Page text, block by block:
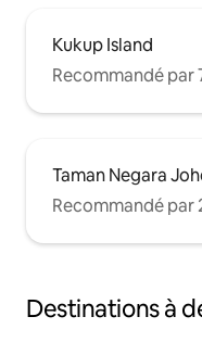
Kukup Island
Recommandé par
Taman Negara
Recommandé par
Destinations à